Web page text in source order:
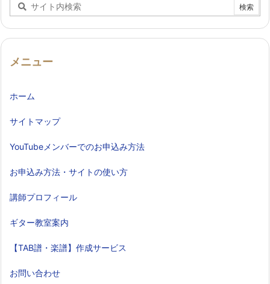
メニュー
ホーム
サイトマップ
YouTubeメンバーでのお申込み方法
お申込み方法・サイトの使い方
講師プロフィール
ギター教室案内
【TAB譜・楽譜】作成サービス
お問い合わせ